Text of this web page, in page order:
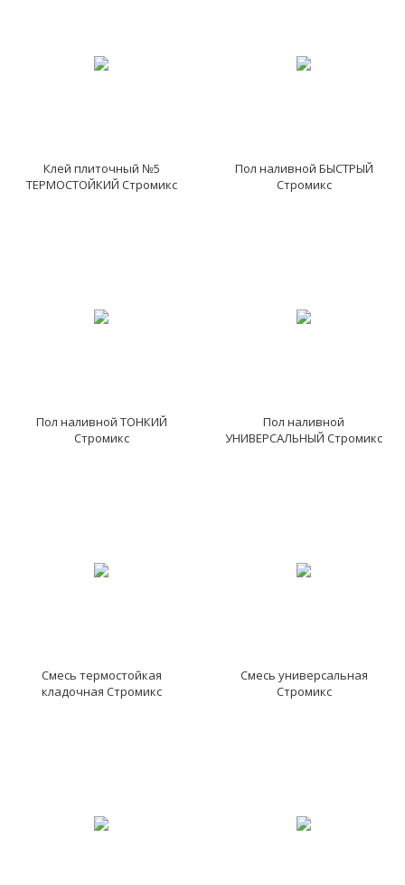
Клей плиточный №5
ТЕРМОСТОЙКИЙ Стромикс
Пол наливной БЫСТРЫЙ
Стромикс
Пол наливной ТОНКИЙ
Стромикс
Пол наливной
УНИВЕРСАЛЬНЫЙ Стромикс
Смесь термостойкая
кладочная Стромикс
Смесь универсальная
Стромикс